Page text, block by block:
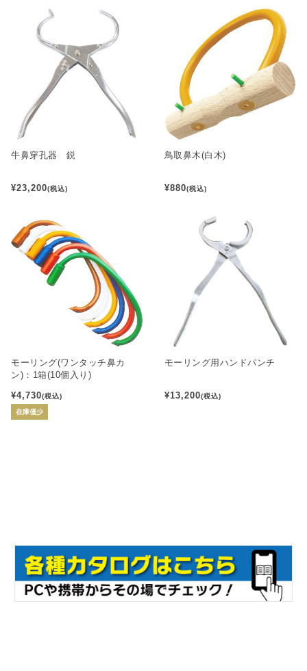
牛鼻穿孔器 鋭
¥23,200(税込)
鳥取鼻木(白木)
¥880(税込)
モーリング(ワンタッチ鼻カ
ン)：1箱(10個入り)
¥4,730(税込)
在庫僅少
モーリング用ハンドパンチ
¥13,200(税込)